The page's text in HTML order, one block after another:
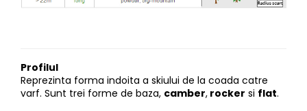
Profilul
Reprezinta forma indoita a skiului de la coada catre
varf. Sunt trei forme de baza, camber, rocker si flat.